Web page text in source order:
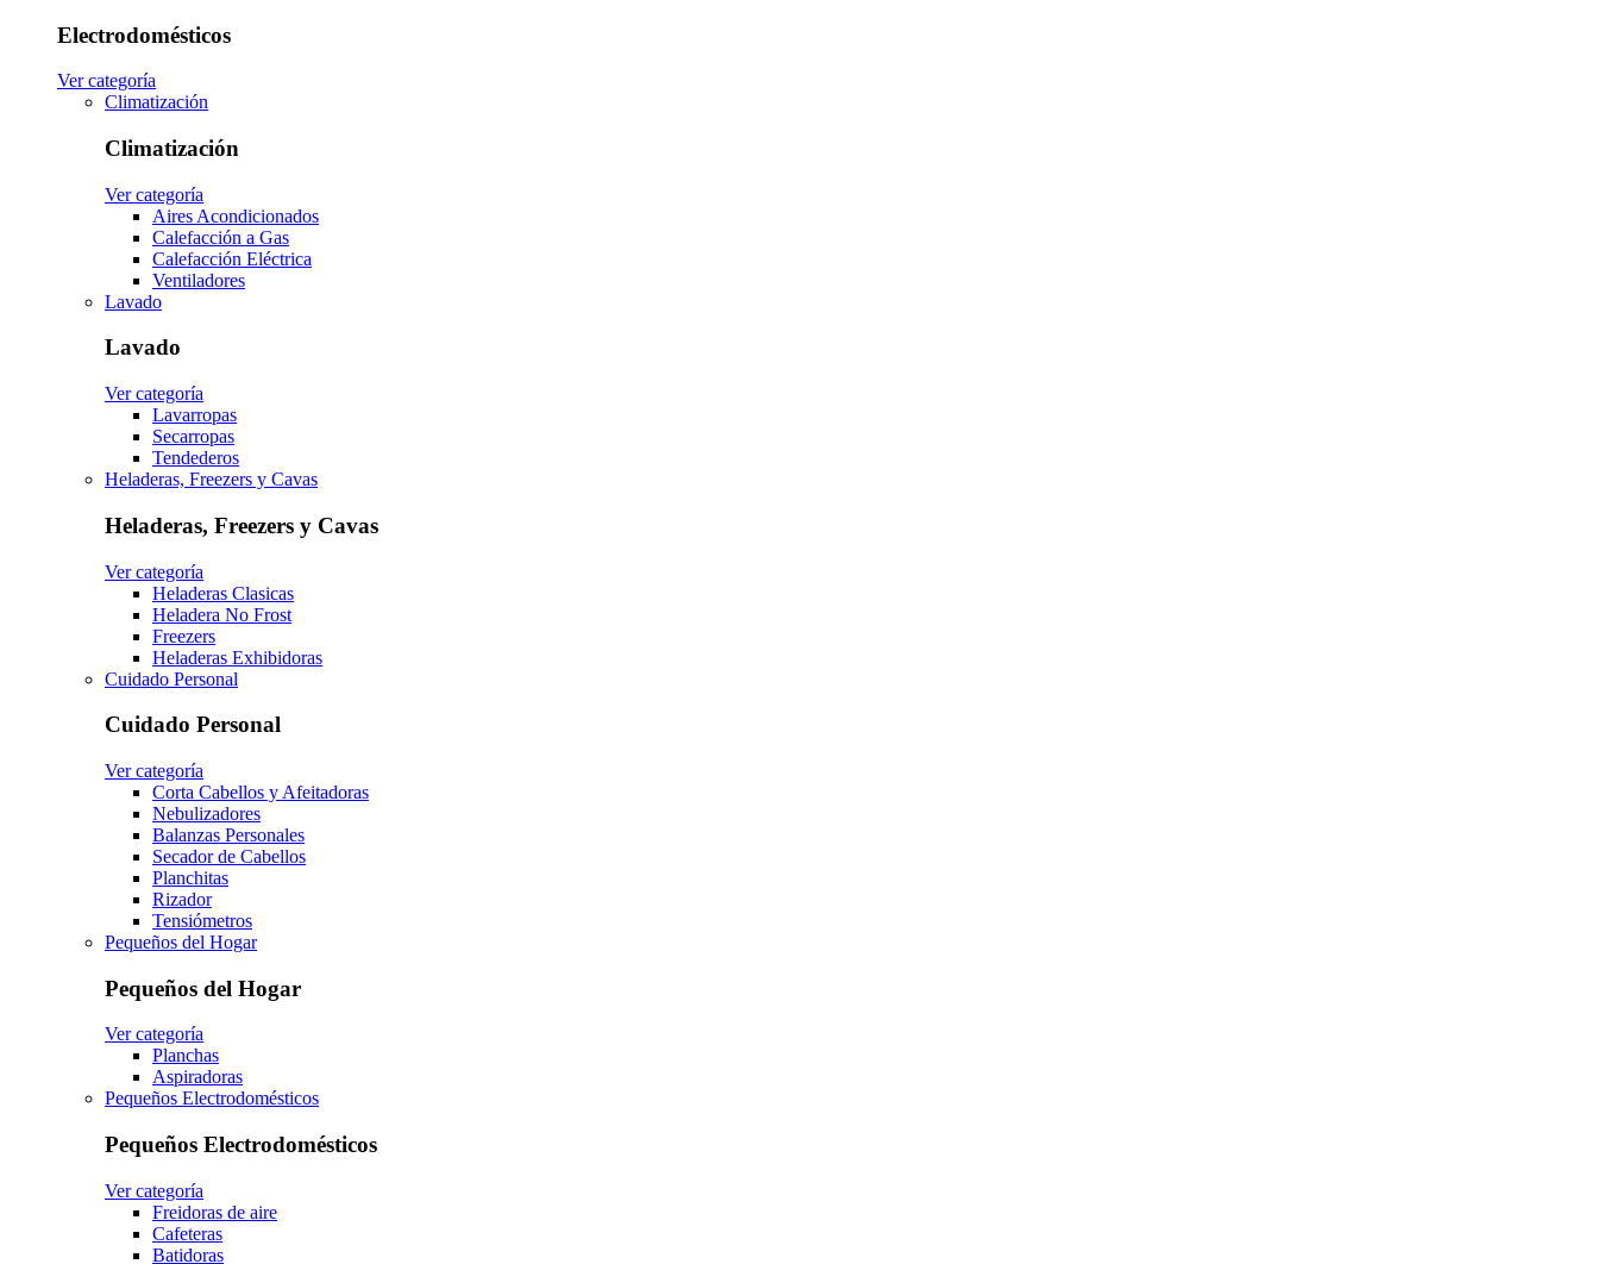
Electrodomésticos
Ver categoría
Climatización
Climatización
Ver categoría
Aires Acondicionados
Calefacción a Gas
Calefacción Eléctrica
Ventiladores
Lavado
Lavado
Ver categoría
Lavarropas
Secarropas
Tendederos
Heladeras, Freezers y Cavas
Heladeras, Freezers y Cavas
Ver categoría
Heladeras Clasicas
Heladera No Frost
Freezers
Heladeras Exhibidoras
Cuidado Personal
Cuidado Personal
Ver categoría
Corta Cabellos y Afeitadoras
Nebulizadores
Balanzas Personales
Secador de Cabellos
Planchitas
Rizador
Tensiómetros
Pequeños del Hogar
Pequeños del Hogar
Ver categoría
Planchas
Aspiradoras
Pequeños Electrodomésticos
Pequeños Electrodomésticos
Ver categoría
Freidoras de aire
Cafeteras
Batidoras